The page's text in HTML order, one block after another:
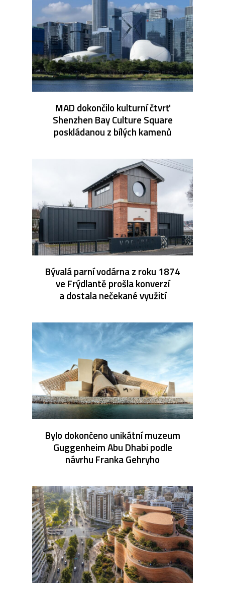
MAD dokončilo kulturní čtvrť
Shenzhen Bay Culture Square
poskládanou z bílých kamenů
Bývalá parní vodárna z roku 1874
ve Frýdlantě prošla konverzí
a dostala nečekané využití
Bylo dokončeno unikátní muzeum
Guggenheim Abu Dhabi podle
návrhu Franka Gehryho